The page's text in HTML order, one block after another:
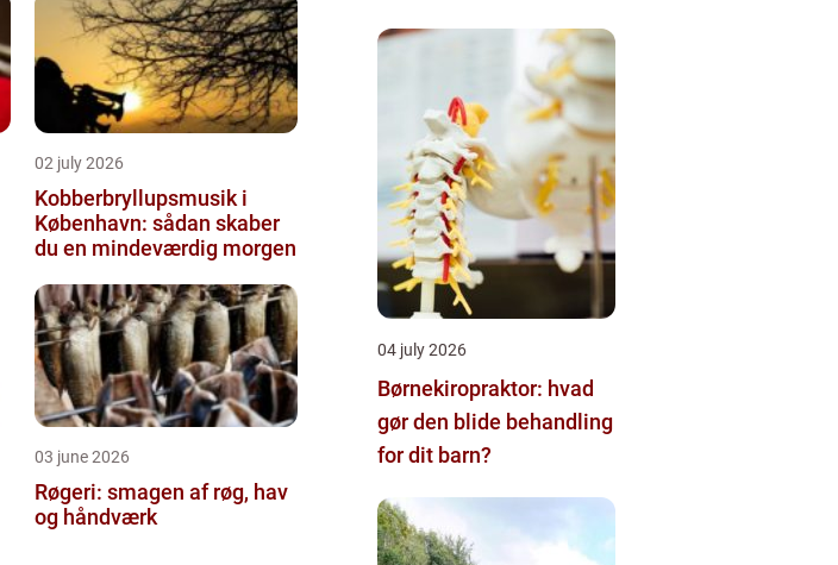
02 july 2026
Kobberbryllupsmusik i
København: sådan skaber
du en mindeværdig morgen
03 june 2026
Røgeri: smagen af røg, hav
og håndværk
04 july 2026
Børnekiropraktor: hvad
gør den blide behandling
for dit barn?